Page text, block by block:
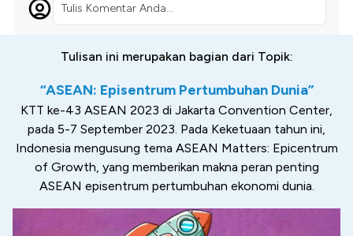
Tulis Komentar Anda...
Tulisan ini merupakan bagian dari Topik:
“ASEAN: Episentrum Pertumbuhan Dunia”
KTT ke-43 ASEAN 2023 di Jakarta Convention Center,
pada 5-7 September 2023. Pada Keketuaan tahun ini,
Indonesia mengusung tema ASEAN Matters: Epicentrum
of Growth, yang memberikan makna peran penting
ASEAN episentrum pertumbuhan ekonomi dunia.